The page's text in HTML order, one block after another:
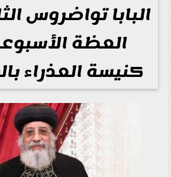
البابا تواضروس
العظة
كنيسة العذراء